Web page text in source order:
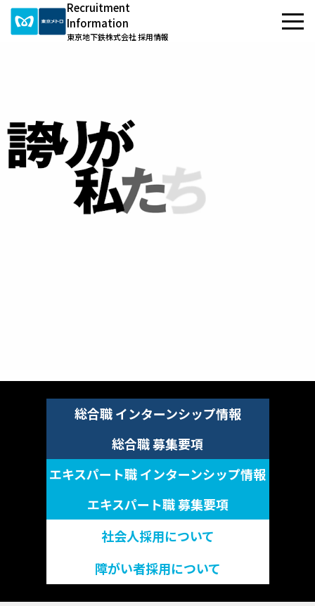
Recruitment
Information
東京地下鉄株式会社 採用情報
総合職インターンシップ情報
総合職募集要項
エキスパート職インターンシップ情報
エキスパート職募集要項
社会人採用について
障がい者採用について